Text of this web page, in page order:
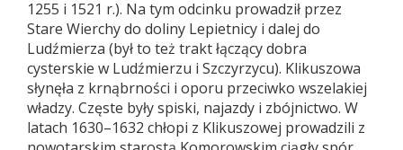
1255 i 1521 r.). Na tym odcinku prowadził przez
Stare Wierchy do doliny Lepietnicy i dalej do
Ludźmierza (był to też trakt łączący dobra
cysterskie w Ludźmierzu i Szczyrzycu). Klikuszowa
słynęła z krnąbrności i oporu przeciwko wszelakiej
władzy. Częste były spiski, najazdy i zbójnictwo. W
latach 1630–1632 chłopi z Klikuszowej prowadzili z